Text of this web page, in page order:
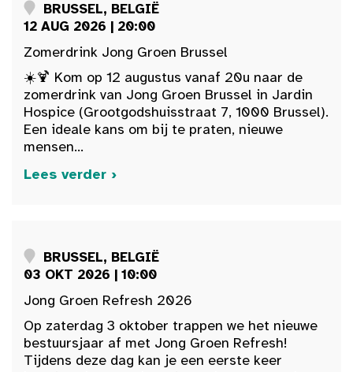
BRUSSEL, BELGIË
12 AUG 2026 | 20:00
Zomerdrink Jong Groen Brussel
☀️🍹 Kom op 12 augustus vanaf 20u naar de
zomerdrink van Jong Groen Brussel in Jardin
Hospice (Grootgodshuisstraat 7, 1000 Brussel).
Een ideale kans om bij te praten, nieuwe
mensen...
Lees verder ›
BRUSSEL, BELGIË
03 OKT 2026 | 10:00
Jong Groen Refresh 2026
Op zaterdag 3 oktober trappen we het nieuwe
bestuursjaar af met Jong Groen Refresh!
Tijdens deze dag kan je een eerste keer